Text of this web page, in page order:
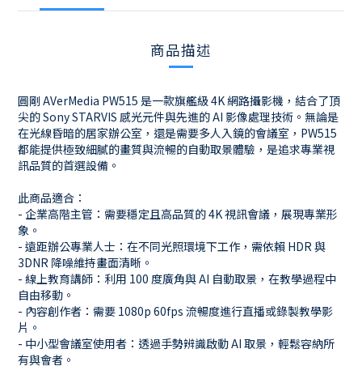
商品描述
圓剛 AVerMedia PW515 是一款旗艦級 4K 網路攝影機，結合了頂
尖的 Sony STARVIS 感光元件與先進的 AI 影像處理技術。無論是
在光線昏暗的居家辦公室，還是需要多人入鏡的會議室，PW515
都能提供極致細膩的畫質與流暢的自動取景體驗，是追求專業視
訊品質的首選設備。
此商品適合：
- 企業高階主管：需要穩定且高品質的 4K 視訊會議，展現專業形
象。
- 遠距辦公專業人士：在不同光照環境下工作，需依賴 HDR 與
3DNR 降噪維持畫面清晰。
- 線上教育講師：利用 100 度廣角與 AI 自動取景，在教學過程中
自由移動。
- 內容創作者：需要 1080p 60fps 流暢度進行直播或錄製教學影
片。
- 中小型會議室使用者：透過手勢辨識啟動 AI 取景，輕鬆容納所
有與會者。